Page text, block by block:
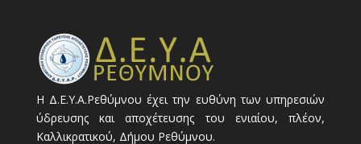
Η Δ.Ε.Υ.Α.Ρεθύμνου έχει την ευθύνη των υπηρεσιών
ύδρευσης και αποχέτευσης του ενιαίου, πλέον,
Καλλικρατικού, Δήμου Ρεθύμνου.